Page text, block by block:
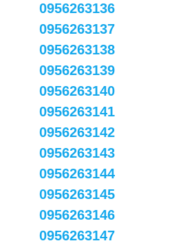
0956263136
0956263137
0956263138
0956263139
0956263140
0956263141
0956263142
0956263143
0956263144
0956263145
0956263146
0956263147